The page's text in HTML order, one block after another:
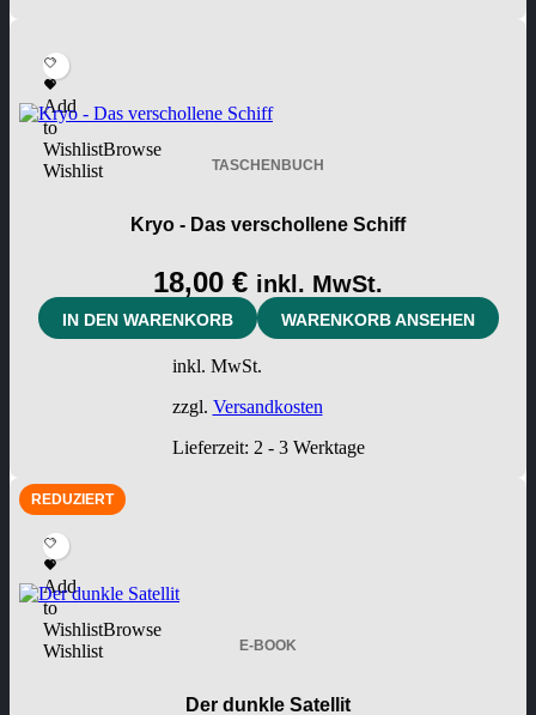
Add
to
WishlistBrowse
Wishlist
TASCHENBUCH
Kryo - Das verschollene Schiff
18,00 € inkl. MwSt.
IN DEN WARENKORB WARENKORB ANSEHEN
inkl. MwSt.
zzgl. Versandkosten
Lieferzeit: 2 - 3 Werktage
REDUZIERT
Add
to
WishlistBrowse
Wishlist
E-BOOK
Der dunkle Satellit